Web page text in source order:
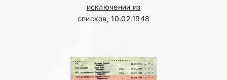
исключении из
списков, 10.02.1948